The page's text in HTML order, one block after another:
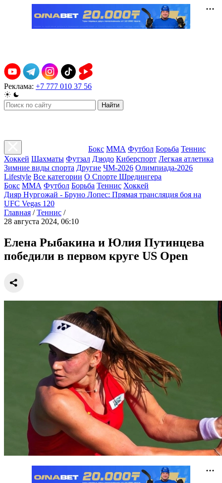
Реклама: +7 777 010 37 56
Найти
Бокс ММА Футбол Борьба Теннис
Хоккей Шахматы Футзал Дзюдо Киберспорт Легкая атлетика
Зимние виды спорта Другие ЧМ-2026 Олимпиада-2026
Lifestyle Все категории О Спорте Шредингера
Бокс ММА Футбол Борьба Теннис Хоккей
Дияр Нургожай - Бруно Лопес: Прямая трансляция боя на
UFC Vegas 120
Главная / Теннис /
28 августа 2024, 06:10
Елена Рыбакина и Юлия Путинцева
победили в первом круге US Open